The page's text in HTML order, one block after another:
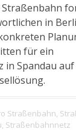
Straßenbahn
in
für ein
Spandau auf
Straßenbahn,
, Straßenbahnnetz